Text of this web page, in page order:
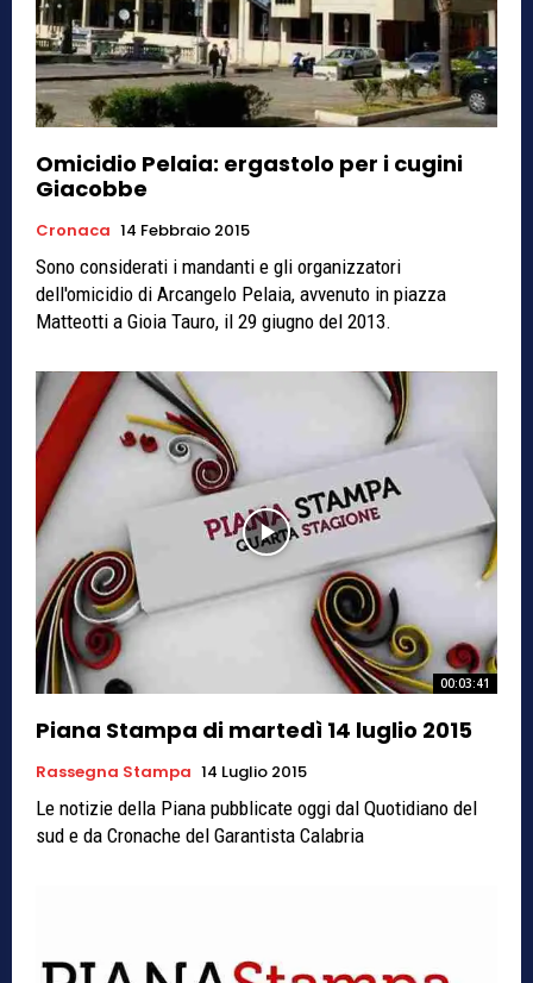
Omicidio Pelaia: ergastolo per i cugini
Giacobbe
Cronaca 14 Febbraio 2015
Sono considerati i mandanti e gli organizzatori
dell'omicidio di Arcangelo Pelaia, avvenuto in piazza
Matteotti a Gioia Tauro, il 29 giugno del 2013.
00:03:41
Piana Stampa di martedì 14 luglio 2015
Rassegna Stampa 14 Luglio 2015
Le notizie della Piana pubblicate oggi dal Quotidiano del
sud e da Cronache del Garantista Calabria